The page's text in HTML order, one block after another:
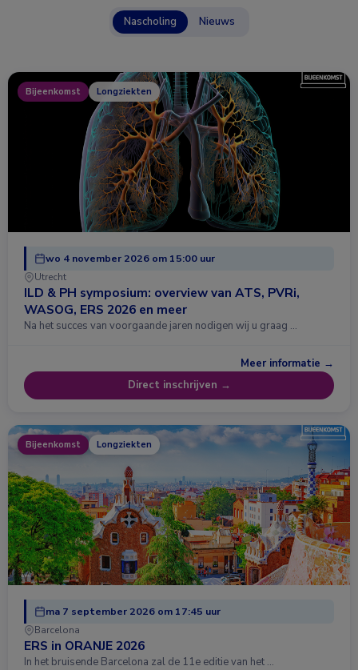
Nascholing Nieuws
Bijeenkomst Longziekten
wo 4 november 2026 om 15:00 uur
Utrecht
ILD & PH symposium: overview van ATS, PVRi,
WASOG, ERS 2026 en meer
Na het succes van voorgaande jaren nodigen wij u graag …
Meer informatie →
Direct inschrijven →
Bijeenkomst Longziekten
ma 7 september 2026 om 17:45 uur
Barcelona
ERS in ORANJE 2026
In het bruisende Barcelona zal de 11e editie van het …